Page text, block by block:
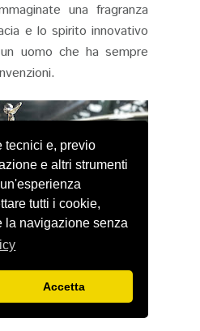
tecnici e, previo
e altri strumenti
tutti i cookie,
la navigazione senza
Accetta
una fragranza
e lo spirito innovativo
uomo che ha sempre